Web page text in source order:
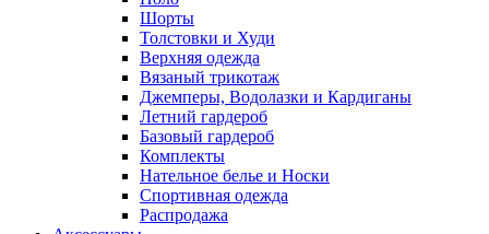
Шорты
Толстовки и Худи
Верхняя одежда
Вязаный трикотаж
Джемперы, Водолазки и Кардиганы
Летний гардероб
Базовый гардероб
Комплекты
Нательное белье и Носки
Спортивная одежда
Распродажа